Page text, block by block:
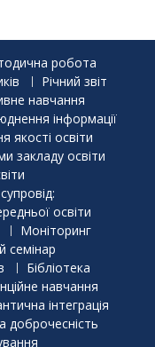
робота
Річний звіт
навчання
інформації
якості освіти
закладу освіти
освіти
Моніторинг
семінар
Бібліотека
навчання
інтеграція
доброчесність